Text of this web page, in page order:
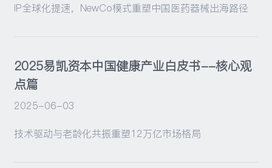
IP全球化提速，NewCo模式重塑中国医药器械出海路径
2025易凯资本中国健康产业白皮书--核心观
点篇
2025-06-03
技术驱动与老龄化共振重塑12万亿市场格局